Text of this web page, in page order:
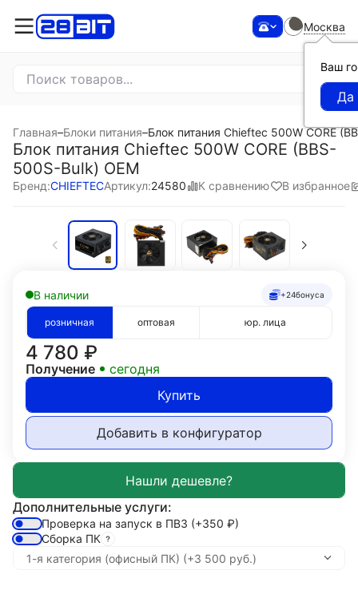
Москва
Ваш
Главная–Блоки питания–Блок питания Chieftec 500W CORE
Блок питания Chieftec 500W CORE (BBS-
500S-Bulk) OEM
Бренд:CHIEFTECАртикул:24580 К сравнению В избранное
В наличии +24бонуса
розничная оптовая юр. лица
4 780 ₽
Получение
сегодня
Купить
Добавить в конфигуратор
Дополнительные услуги:
Проверка на запуск в ПВЗ (+350 ₽)
Сборка ПК